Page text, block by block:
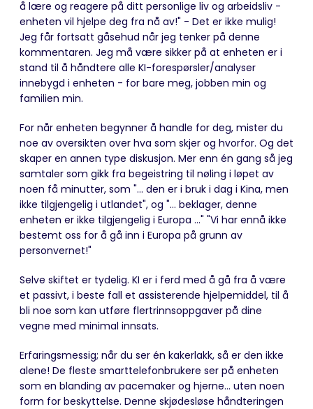
å lære og reagere på ditt personlige liv og arbeidsliv -
enheten vil hjelpe deg fra nå av!" - Det er ikke mulig!
Jeg får fortsatt gåsehud når jeg tenker på denne
kommentaren. Jeg må være sikker på at enheten er i
stand til å håndtere alle KI-forespørsler/analyser
innebygd i enheten - for bare meg, jobben min og
familien min.
For når enheten begynner å handle for deg, mister du
noe av oversikten over hva som skjer og hvorfor. Og det
skaper en annen type diskusjon. Mer enn én gang så jeg
samtaler som gikk fra begeistring til nøling i løpet av
noen få minutter, som "... den er i bruk i dag i Kina, men
ikke tilgjengelig i utlandet", og "... beklager, denne
enheten er ikke tilgjengelig i Europa ..." "Vi har ennå ikke
bestemt oss for å gå inn i Europa på grunn av
personvernet!"
Selve skiftet er tydelig. KI er i ferd med å gå fra å være
et passivt, i beste fall et assisterende hjelpemiddel, til å
bli noe som kan utføre flertrinnsoppgaver på dine
vegne med minimal innsats.
Erfaringsmessig; når du ser én kakerlakk, så er den ikke
alene! De fleste smarttelefonbrukere ser på enheten
som en blanding av pacemaker og hjerne... uten noen
form for beskyttelse. Denne skjødesløse håndteringen